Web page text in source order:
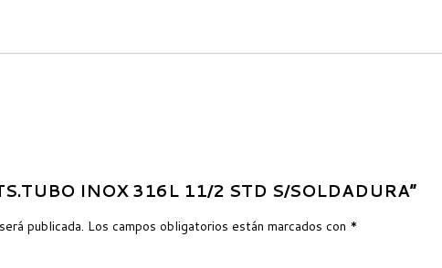
INOX 316L 11/2 STD S/SOLDADURA”
publicada. Los campos obligatorios están marcados con *